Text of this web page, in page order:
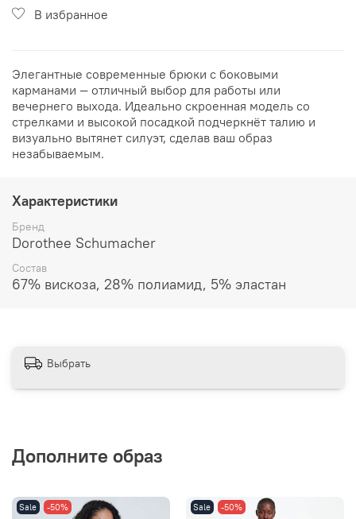
В избранное
Элегантные современные брюки с боковыми
карманами — отличный выбор для работы или
вечернего выхода. Идеально скроенная модель со
стрелками и высокой посадкой подчеркнёт талию и
визуально вытянет силуэт, сделав ваш образ
незабываемым.
Характеристики
Бренд
Dorothee Schumacher
Состав
67% вискоза, 28% полиамид, 5% эластан
Выбрать
Дополните образ
Sale -50% Sale -50%